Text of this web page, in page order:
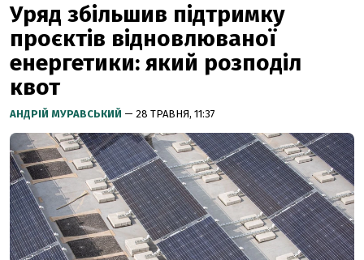
Уряд збільшив підтримку
проєктів відновлюваної
енергетики: який розподіл
квот
АНДРІЙ МУРАВСЬКИЙ — 28 ТРАВНЯ, 11:37